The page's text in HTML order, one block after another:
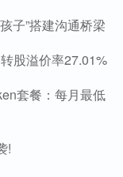
子”搭建沟通桥梁
股溢价率27.01%
套餐：每月最低
!